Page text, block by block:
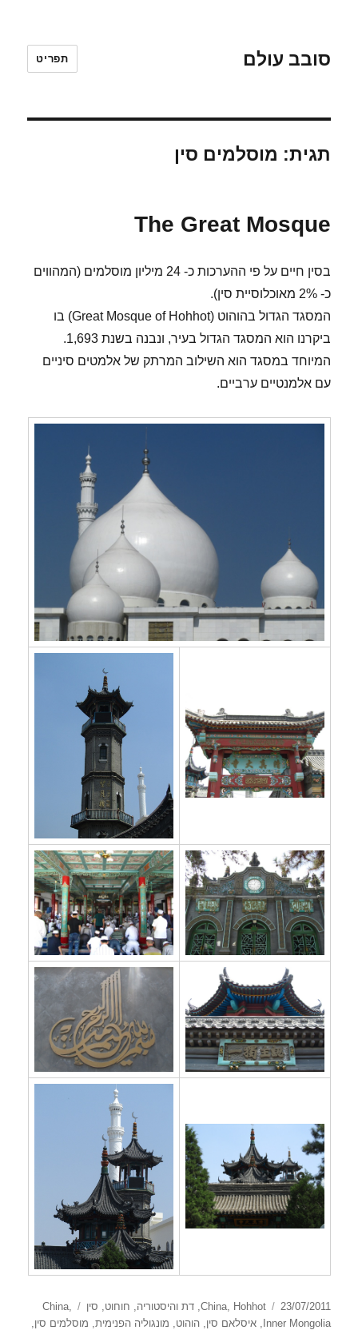
סובב עולם תפריט
תגית: מוסלמים סין
The Great Mosque
בסין חיים על פי ההערכות כ- 24 מיליון מוסלמים (המהווים
כ- 2% מאוכלוסיית סין).
המסגד הגדול בהוהוט (Great Mosque of Hohhot) בו
ביקרנו הוא המסגד הגדול בעיר, ונבנה בשנת 1,693.
המיוחד במסגד הוא השילוב המרתק של אלמטים סיניים
עם אלמנטיים ערביים.
פורסם
בתאריך
23/07/2011 קטגוריות China, Hohhot
,דת והיסטוריה, חוחוט, סין תגיות
China,
Inner Mongolia
,איסלאם סין,הוהוט, מונגוליה הפנימית, מוסלמים סין,